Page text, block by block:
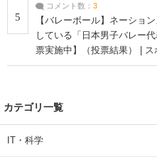
5
コメント数： 3
【バレーボール】ネーショ
している「日本男子バレー
票実施中】（投票結果） |
カテゴリ一覧
IT・科学